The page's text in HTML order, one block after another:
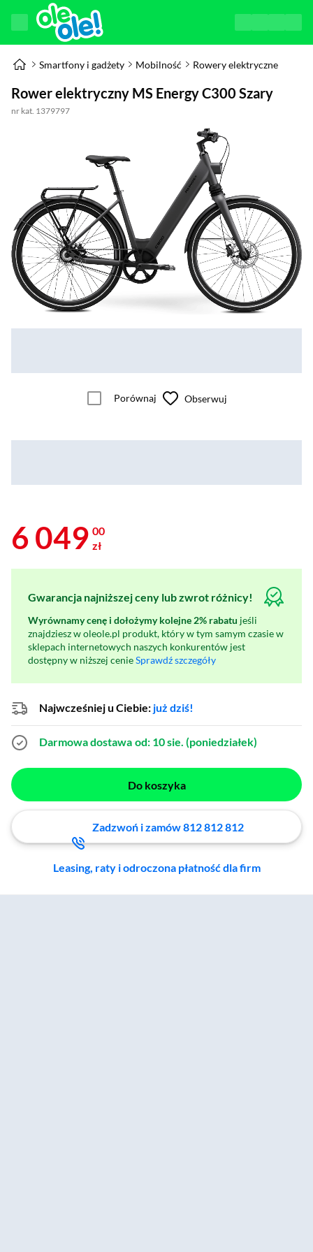
Smartfony i gadżety Mobilność Rowery elektryczne
Rower elektryczny MS Energy C300 Szary
nr kat. 1379797
Porównaj Obserwuj
6 049 00
zł
Gwarancja najniższej ceny lub zwrot różnicy!
Wyrównamy cenę i dołożymy kolejne 2% rabatu jeśli
znajdziesz w oleole.pl produkt, który w tym samym czasie w
sklepach internetowych naszych konkurentów jest
dostępny w niższej cenieSprawdź szczegóły
Najwcześniej u Ciebie: już dziś!
Darmowa dostawa od: 10 sie. (poniedziałek)
Do koszyka
Zadzwoń i zamów 812 812 812
Leasing, raty i odroczona płatność dla firm